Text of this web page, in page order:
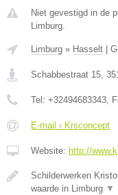
Niet gevestigd in de
Limburg.
Limburg » Hasselt
Schabbestraat 15,
Tel: +32494683343,
E-mail › Krsconcept
Website: http://
Schilderwerken
waarde in Limburg ▼